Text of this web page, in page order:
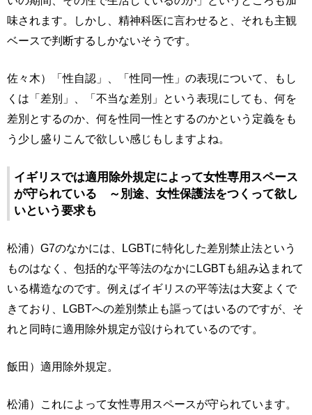
味されます。しかし、精神科医に言わせると、それも主観
ベースで判断するしかないそうです。
佐々木）「性自認」、「性同一性」の表現について、もし
くは「差別」、「不当な差別」という表現にしても、何を
差別とするのか、何を性同一性とするのかという定義をも
う少し盛りこんで欲しい感じもしますよね。
イギリスでは適用除外規定によって女性専用スペース
が守られている ～別途、女性保護法をつくって欲し
いという要求も
松浦）G7のなかには、LGBTに特化した差別禁止法という
ものはなく、包括的な平等法のなかにLGBTも組み込まれて
いる構造なのです。例えばイギリスの平等法は大変よくで
きており、LGBTへの差別禁止も謳ってはいるのですが、そ
れと同時に適用除外規定が設けられているのです。
飯田）適用除外規定。
松浦）これによって女性専用スペースが守られています。